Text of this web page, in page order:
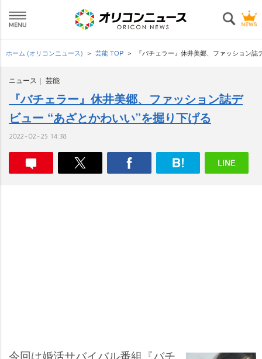
ホーム (オリコンニュース) 芸能 TOP 『バチェラー』休井美郷、ファッション
ニュース 芸能
『バチェラー』休井美郷、ファッション誌デ
ビュー “あざとかわいい”を掘り下げる
2022-02-25 14:38
今回は婚活サバイバル番組『バチ